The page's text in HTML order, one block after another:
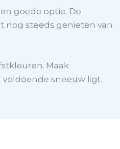
goede optie. De
nog steeds genieten van
Maak
voldoende sneeuw ligt.